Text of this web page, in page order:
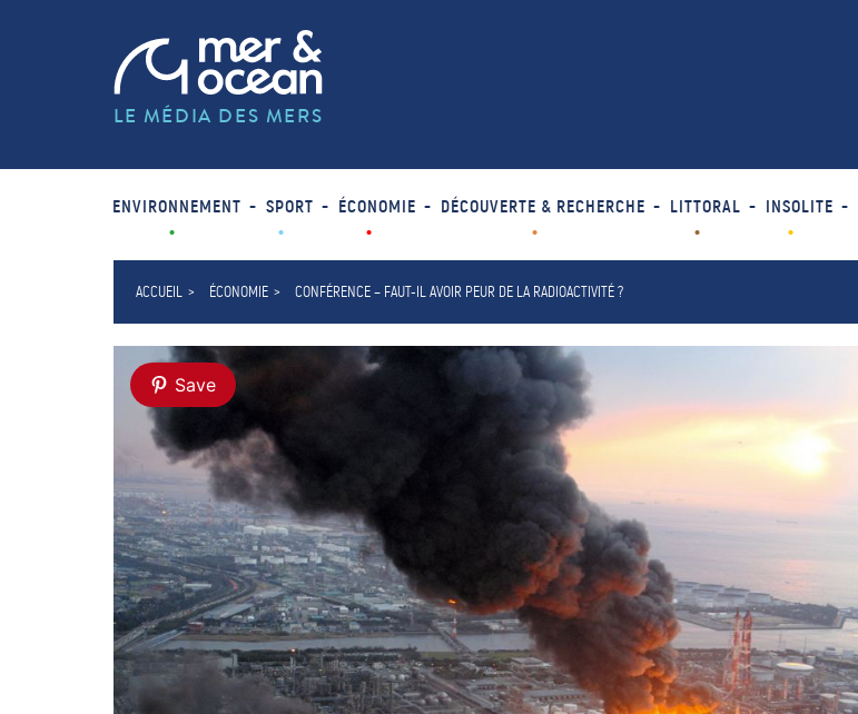
LE MÉDIA DES MERS
ENVIRONNEMENT SPORT ÉCONOMIE DÉCOUVERTE & RECHERCHE LITTORAL INSOLITE
ACCUEIL ÉCONOMIE CONFÉRENCE – FAUT-IL AVOIR PEUR DE LA RADIOACTIVITÉ ?
Save